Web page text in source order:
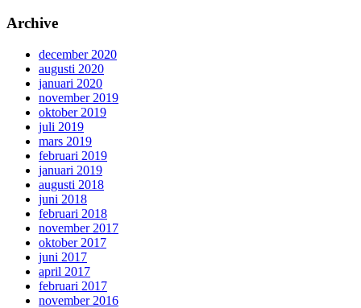
Archive
december 2020
augusti 2020
januari 2020
november 2019
oktober 2019
juli 2019
mars 2019
februari 2019
januari 2019
augusti 2018
juni 2018
februari 2018
november 2017
oktober 2017
juni 2017
april 2017
februari 2017
november 2016